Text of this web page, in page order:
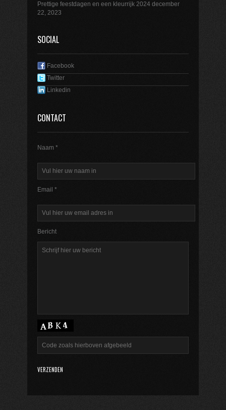
Prettige feestdagen en een kleurrijk 2024 december
22, 2023
SOCIAL
Facebook
Twitter
Linkedin
CONTACT
Naam *
Email *
Bericht